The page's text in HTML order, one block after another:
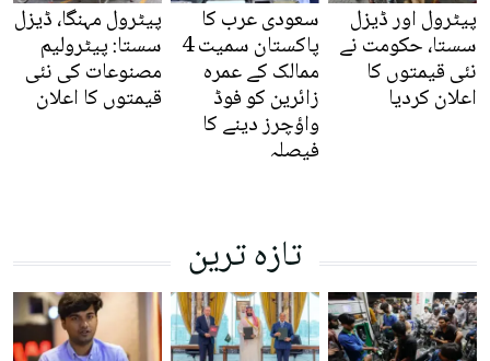
پیٹرول اور ڈیزل
سستا، حکومت نے
نئی قیمتوں کا
اعلان کردیا
سعودی عرب کا
پاکستان سمیت 4
ممالک کے عمرہ
زائرین کو فوڈ
واؤچرز دینے کا
فیصلہ
پیٹرول مہنگا، ڈیزل
سستا: پیٹرولیم
مصنوعات کی نئی
قیمتوں کا اعلان
تازہ ترین